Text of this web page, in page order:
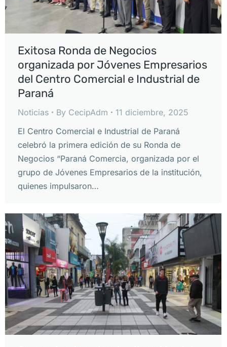
Exitosa Ronda de Negocios
organizada por Jóvenes Empresarios
del Centro Comercial e Industrial de
Paraná
Noticias By CecipAdm
11 diciembre, 2025
El Centro Comercial e Industrial de Paraná
celebró la primera edición de su Ronda de
Negocios “Paraná Comercia, organizada por el
grupo de Jóvenes Empresarios de la institución,
quienes impulsaron…